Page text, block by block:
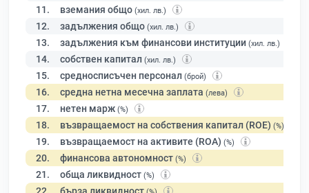
11. вземания общо (хил. лв.)
12. задължения общо (хил. лв.)
13. задължения към финансови институции (хил. лв.)
14. собствен капитал (хил. лв.)
15. средносписъчен персонал (брой)
16. средна нетна месечна заплата (лева)
17. нетен марж (%)
18. възвращаемост на собствения капитал (ROE) (%)
19. възвращаемост на активите (ROA) (%)
20. финансова автономност (%)
21. обща ликвидност (%)